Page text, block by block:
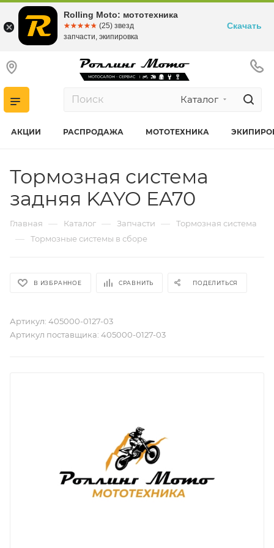
Каталог
АКЦИИ РАСПРОДАЖА МОТОТЕХНИКА
Тормозная система
задняя KAYO EA70
Главная — Каталог — Запчасти — Тормозная система
— Тормозные системы в сборе
В ИЗБРАННОЕ СРАВНИТЬ ПОДЕЛИТЬСЯ
Артикул: 405000-0127-03
Артикул поставщика: 405000-0127-03
Rolling Moto: мототехника
☆☆☆☆☆
★★★★★ (25) звезд
запчасти, экипировка
Скачать